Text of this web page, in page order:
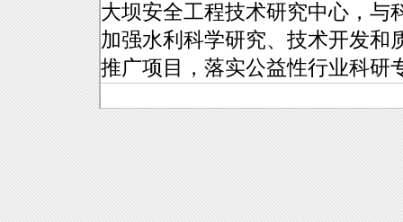
大坝安全工程技术研究中心，与
加强水利科学研究、技术开发和
推广项目，落实公益性行业科研